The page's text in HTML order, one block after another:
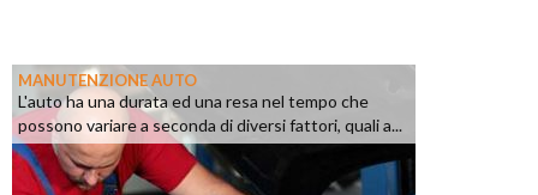
MANUTENZIONE AUTO
L'auto ha una durata ed una resa nel tempo che
possono variare a seconda di diversi fattori, quali a...